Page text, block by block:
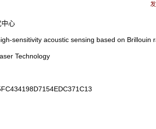
中心
sensitivity acoustic sensing based on Brillouin
Technology